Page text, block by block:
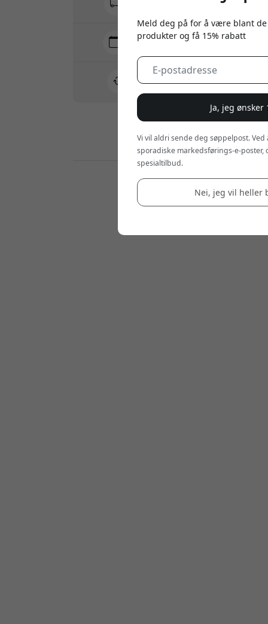
Levering 10-12 august
30 dagers returrett
Enkel retur - ingen krøll
Sikre betalinger med kryptering
Forhandlere:
Meld deg på for å være blant
produkter og få 15% rabatt
Ja, jeg ønsker
Vi vil aldri sende deg søppelpost.
sporadiske markedsførings-e-
spesialtilbud.
Nei, jeg vil heller